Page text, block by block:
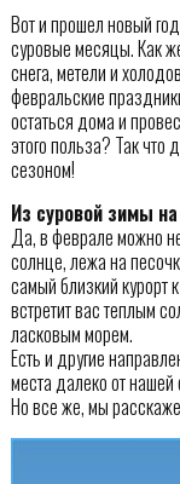
Вот и прошел новый
суровые месяцы. Как
снега, метели и
февральские
остаться дома и
этого польза? Так
сезоном!
Из суровой зимы
Да, в феврале можно не
солнце, лежа на
самый близкий курорт
встретит вас теплым
ласковым морем.
Есть и другие
места далеко от
Но все же, мы